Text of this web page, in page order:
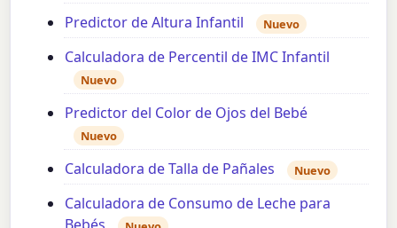
Predictor de Altura Infantil Nuevo
Calculadora de Percentil de IMC Infantil
Nuevo
Predictor del Color de Ojos del Bebé
Nuevo
Calculadora de Talla de Pañales Nuevo
Calculadora de Consumo de Leche para